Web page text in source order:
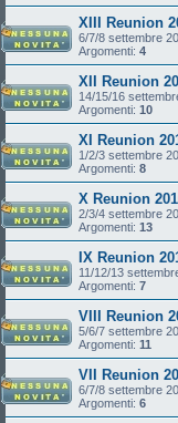
XIII Reunion
6/7/8 settembre
Argomenti: 4
XII Reunion
14/15/16
Argomenti: 10
XI Reunion
1/2/3 settembre
Argomenti: 8
X Reunion
2/3/4 settembre
Argomenti: 13
IX Reunion
11/12/13
Argomenti: 7
VIII Reunion
5/6/7 settembre
Argomenti: 11
VII Reunion
6/7/8 settembre
Argomenti: 6